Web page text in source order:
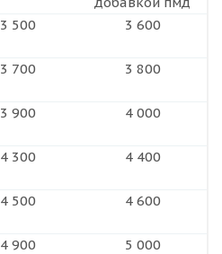
3 500 3 600
3 700 3 800
3 900 4 000
4 300 4 400
4 500 4 600
4 900 5 000